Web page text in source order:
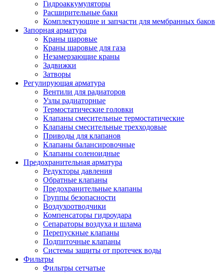
Гидроаккумуляторы
Расширительные баки
Комплектующие и запчасти для мембранных баков
Запорная арматура
Краны шаровые
Краны шаровые для газа
Незамерзающие краны
Задвижки
Затворы
Регулирующая арматура
Вентили для радиаторов
Узлы радиаторные
Термостатические головки
Клапаны смесительные термостатические
Клапаны смесительные трехходовые
Приводы для клапанов
Клапаны балансировочные
Клапаны соленоидные
Предохранительная арматура
Редукторы давления
Обратные клапаны
Предохранительные клапаны
Группы безопасности
Воздухоотводчики
Компенсаторы гидроудара
Сепараторы воздуха и шлама
Перепускные клапаны
Подпиточные клапаны
Системы защиты от протечек воды
Фильтры
Фильтры сетчатые